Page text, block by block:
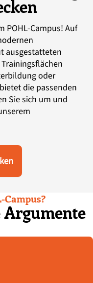
POHL-Campus! Auf
ausgestatteten
oder
die passenden
Sie sich um und
Argumente